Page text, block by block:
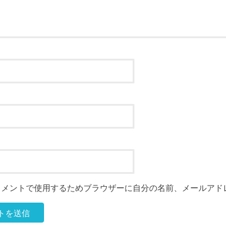
ントで使用するためブラウザーに自分の名前、メールアド